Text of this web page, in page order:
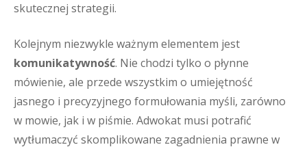
skutecznej strategii.
Kolejnym niezwykle ważnym elementem jest
komunikatywność. Nie chodzi tylko o płynne
mówienie, ale przede wszystkim o umiejętność
jasnego i precyzyjnego formułowania myśli, zarówno
w mowie, jak i w piśmie. Adwokat musi potrafić
wytłumaczyć skomplikowane zagadnienia prawne w